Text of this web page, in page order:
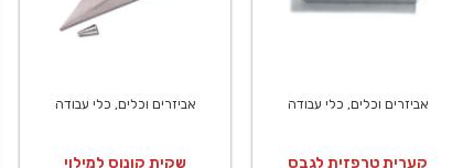
אביזרים וכלים, כלי עבודה
קערית טרפזית לגבס
אביזרים וכלים, כלי עבודה
שקית קונוס למילוי